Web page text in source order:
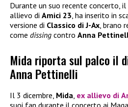
Durante un suo recente concerto,
allievo di Amici 23, ha inserito in
versione di Classico di J-Ax, brano
come dissing contro Anna
Mida riporta sul palco il
Anna Pettinelli
Il 3 dicembre, Mida ex allievo di
suoi fan durante il concerto ai